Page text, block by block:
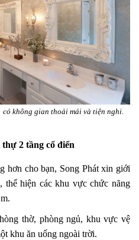
có không gian thoải mái và tiện nghi.
2 tầng cổ điển
hơn cho bạn, Song Phát xin giới
thể hiện các khu vực chức năng
thờ, phòng ngủ, khu vực vệ
khu ăn uống ngoài trời.